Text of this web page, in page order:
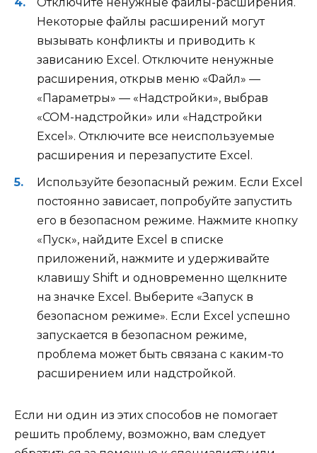
Некоторые файлы расширений могут
вызывать конфликты и приводить к
зависанию Excel. Отключите ненужные
расширения, открыв меню «Файл» —
«Параметры» — «Надстройки», выбрав
«COM-надстройки» или «Надстройки
Excel». Отключите все неиспользуемые
расширения и перезапустите Excel.
Используйте безопасный режим. Если Excel
постоянно зависает, попробуйте запустить
его в безопасном режиме. Нажмите кнопку
«Пуск», найдите Excel в списке
приложений, нажмите и удерживайте
клавишу Shift и одновременно щелкните
на значке Excel. Выберите «Запуск в
безопасном режиме». Если Excel успешно
запускается в безопасном режиме,
проблема может быть связана с каким-то
расширением или надстройкой.
Если ни один из этих способов не помогает
решить проблему, возможно, вам следует